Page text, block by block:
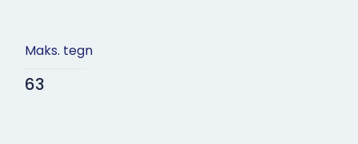
Maks. tegn
63